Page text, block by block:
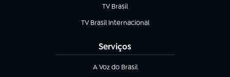
TV Brasil
(abre em nova aba)
TV Brasil Internacional
(abre em nova aba)
Serviços
A Voz do Brasil
(abre em nova aba)